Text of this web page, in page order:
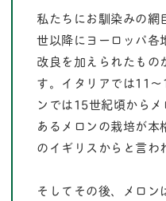
私たちにお馴染みの網
世以降にヨーロッパ各
改良を加えられたもの
す。イタリアでは11
ンでは15世紀頃から
あるメロンの栽培が
のイギリスからと言わ
そしてその後、メロン